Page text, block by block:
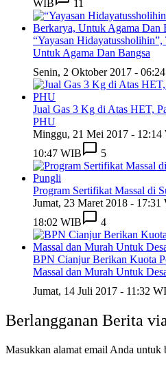
WIB
11
“Yayasan
Untuk Agama Dan Bangsa
Senin, 2 Oktober 2017 -
Jual Gas 3 Kg di Atas HET,
PHU
Minggu, 21 Mei 2017 - 12:14
10:47 WIB
5
Program Sertifikat Massal di
Jumat, 23 Maret 2018 - 17:31
18:02 WIB
4
BPN Cianjur Berikan Kuota
Massal dan Murah Untuk
Jumat, 14 Juli 2017 - 11:32
Berlangganan Berita
Masukkan alamat email Anda untuk